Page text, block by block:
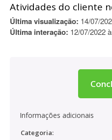
Atividades do cliente
Última visualização: 14/07/
Última interação: 12/07/2022
Informações adicionais
Categoria: